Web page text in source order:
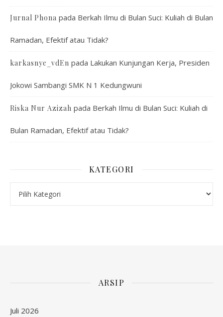
Jurnal Phona pada Berkah Ilmu di Bulan Suci: Kuliah di Bulan
Ramadan, Efektif atau Tidak?
karkasnye_vdEn pada Lakukan Kunjungan Kerja, Presiden
Jokowi Sambangi SMK N 1 Kedungwuni
Riska Nur Azizah pada Berkah Ilmu di Bulan Suci: Kuliah di
Bulan Ramadan, Efektif atau Tidak?
KATEGORI
ARSIP
Juli 2026